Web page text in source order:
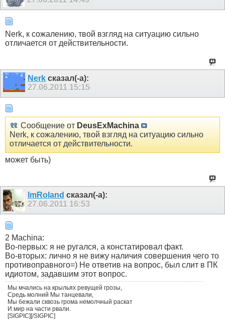
Nerk, к сожалению, твой взгляд на ситуацию сильно
отличается от действительности.
Nerk сказал(-а):
27.06.2011 15:15
Сообщение от DeusExMachina
Nerk, к сожалению, твой взгляд на ситуацию сильно
отличается от действительности.
может быть)
lmRoland сказал(-а):
27.06.2011 16:53
2 Machina:
Во-первых: я не ругался, а констатировал факт.
Во-вторых: лично я не вижу наличия совершения чего то
противоправного=) Не ответив на вопрос, был слит в ПК
идиотом, задавшим этот вопрос.
Мы мчались на крыльях ревущей грозы,
Средь молний Мы танцевали,
Мы бежали сквозь грома немолчный раскат
И мир на части рвали.
[SIGPIC][/SIGPIC]